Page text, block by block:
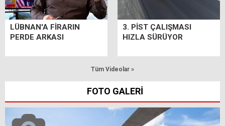
LÜBNAN'A FİRARIN
PERDE ARKASI
3. PİST ÇALIŞMASI
HIZLA SÜRÜYOR
Tüm Videolar »
FOTO GALERİ